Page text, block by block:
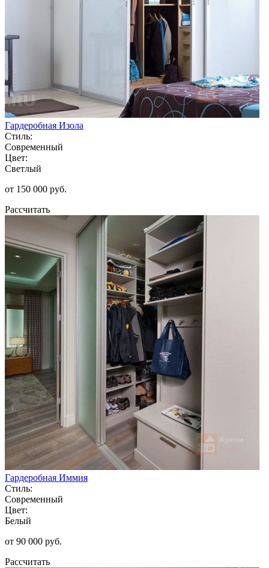
Гардеробная Изола
Стиль:
Современный
Цвет:
Светлый
от 150 000 руб.
Рассчитать
Гардеробная Иммия
Стиль:
Современный
Цвет:
Белый
от 90 000 руб.
Рассчитать